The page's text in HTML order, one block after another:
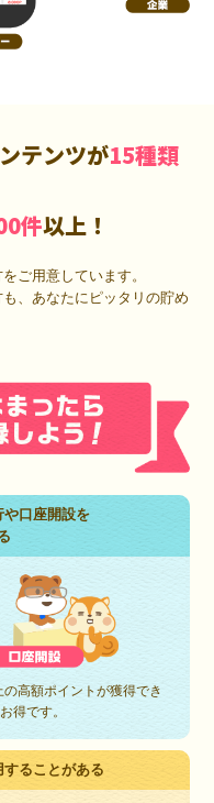
テンツが15種類
件以上！
ご用意しています。
、あなたにピッタリの貯め
や口座開設を
高額ポイントが獲得でき
得です。
ることがある